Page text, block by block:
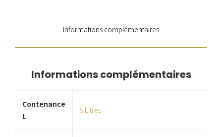
Informations complémentaires
Informations complémentaires
Contenance
L
5 Litres